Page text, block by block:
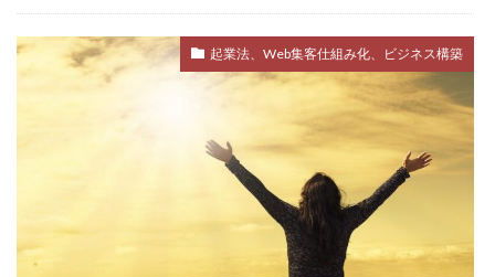
起業法、Web集客仕組み化、ビジネス構築
目標設定
モチベーション
商品作り
プラス思考
ビジュアリゼーション
起業家
ブログ
仕事辞めたい
ポジティブ